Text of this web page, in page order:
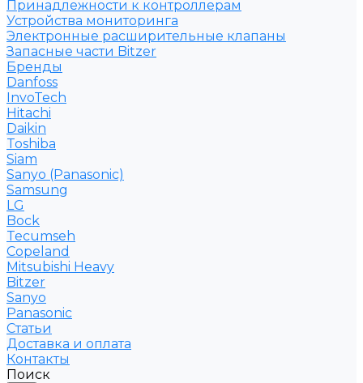
Принадлежности к контроллерам
Устройства мониторинга
Электронные расширительные клапаны
Запасные части Bitzer
Бренды
Danfoss
InvoTech
Hitachi
Daikin
Toshiba
Siam
Sanyo (Panasonic)
Samsung
LG
Bock
Tecumseh
Copeland
Mitsubishi Heavy
Bitzer
Sanyo
Рanasonic
Статьи
Доставка и оплата
Контакты
Поиск